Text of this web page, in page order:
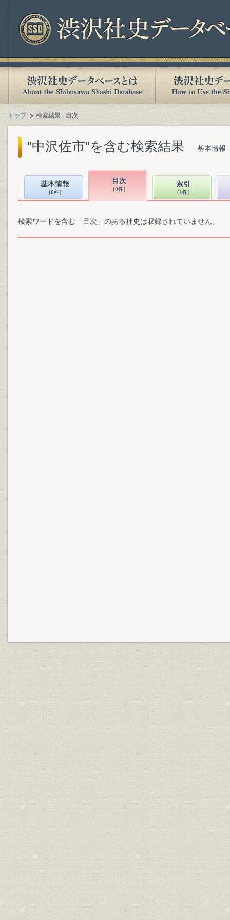
トップ 検索結果 - 目次
"中沢佐市"を含む検索結果 基本情報
基本情報
（0件）
目次
（0件）
索引
（1件）
検索ワードを含む「目次」のある社史は収録されていません。